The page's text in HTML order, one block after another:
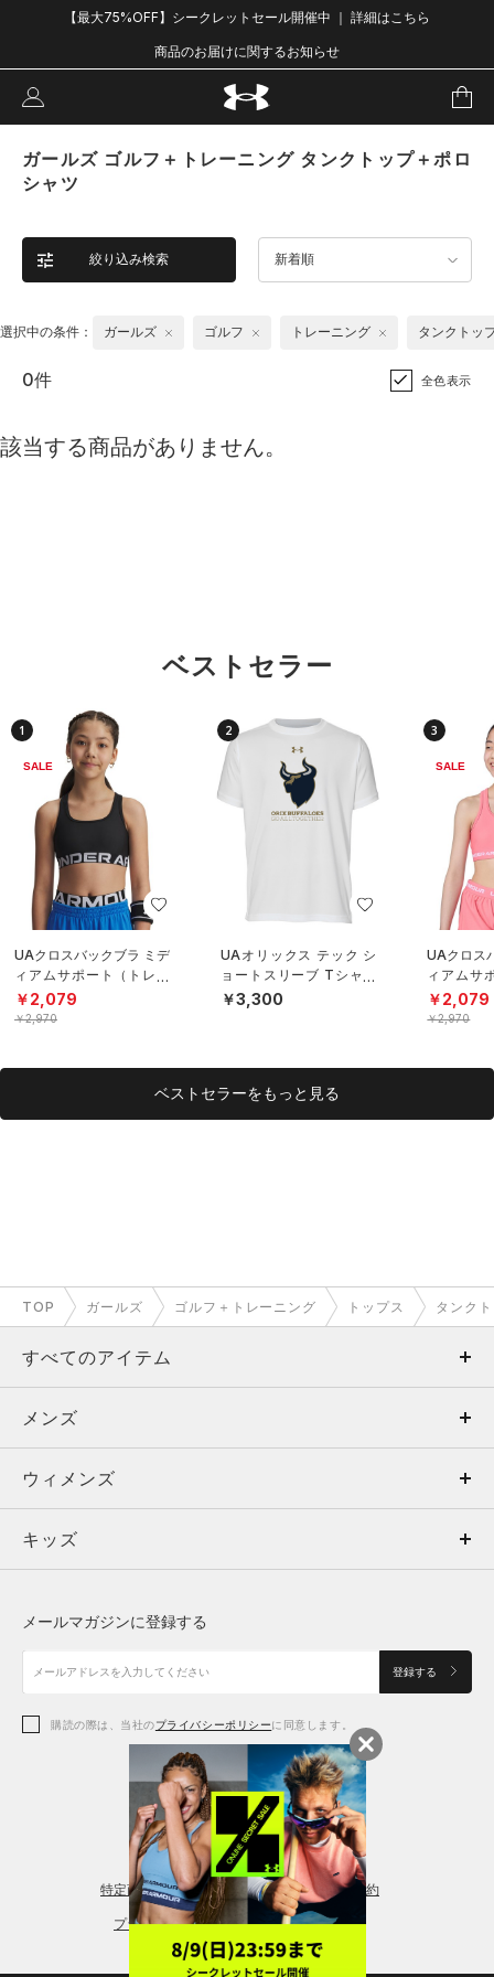
【最大75%OFF】シークレットセール開催中 ｜ 詳細はこちら
商品のお届けに関するお知らせ
ガールズ ゴルフ＋トレーニング タンクトップ＋ポロ
シャツ
絞り込み検索 新着順
選択中の条件： ガールズ ゴルフ トレーニング タンクトッ
0件 全色表示
該当する商品がありません。
ベストセラー
1
SALE
UAクロスバックブラ ミデ
ィアムサポート（トレー
ニング/GIRLS）
￥2,079
￥2,970
2
UAオリックス テック シ
ョートスリーブ Tシャツ
〈オリっこ〉（ベースボ
ール/KIDS）
￥3,300
3
SALE
UAクロス
ィアムサ
ニング/
￥2,079
￥2,970
ベストセラーをもっと見る
TOP ガールズ ゴルフ＋トレーニング トップス タンク
すべてのアイテム
メンズ
ウィメンズ
キッズ
アクセサリー
メンズ
トップス
ボトムス
アクセサリー
ウィメンズ
トップス
シューズ
アクセサリー
レギンス＆タイツ
キッズ
シューズ
メールマガジンに登録する
登録する
購読の際は、当社のプライバシーポリシーに同意します。
特定商取引法に基づく通販の表記 会員規約
プライバシーポリシー